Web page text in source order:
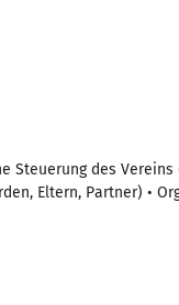
Steuerung des Vereins
Eltern, Partner) •